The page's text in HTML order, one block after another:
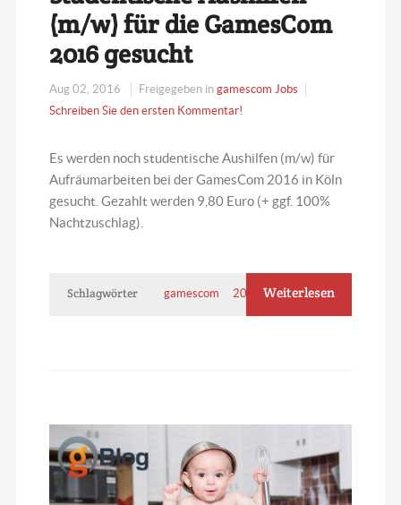
(m/w) für die GamesCom
2016 gesucht
Aug 02, 2016 Freigegeben in gamescom Jobs
Schreiben Sie den ersten Kommentar!
Es werden noch studentische Aushilfen (m/w) für
Aufräumarbeiten bei der GamesCom 2016 in Köln
gesucht. Gezahlt werden 9,80 Euro (+ ggf. 100%
Nachtzuschlag).
Schlagwörter gamescom 2016 Jobs
Weiterlesen